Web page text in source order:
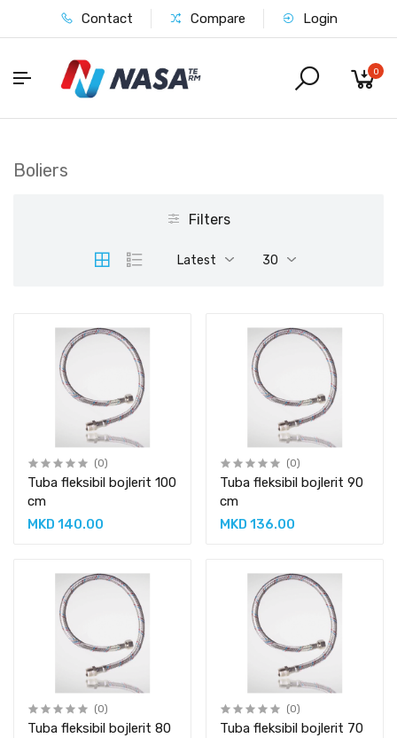
Contact Compare Login
0
Boliers
Filters
Latest 30
(0)
Tuba fleksibil bojlerit 100
cm
MKD 140.00
(0)
Tuba fleksibil bojlerit 90
cm
MKD 136.00
(0)
Tuba fleksibil bojlerit 80
(0)
Tuba fleksibil bojlerit 70